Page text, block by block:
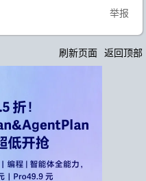
举报
刷新页面 返回顶部